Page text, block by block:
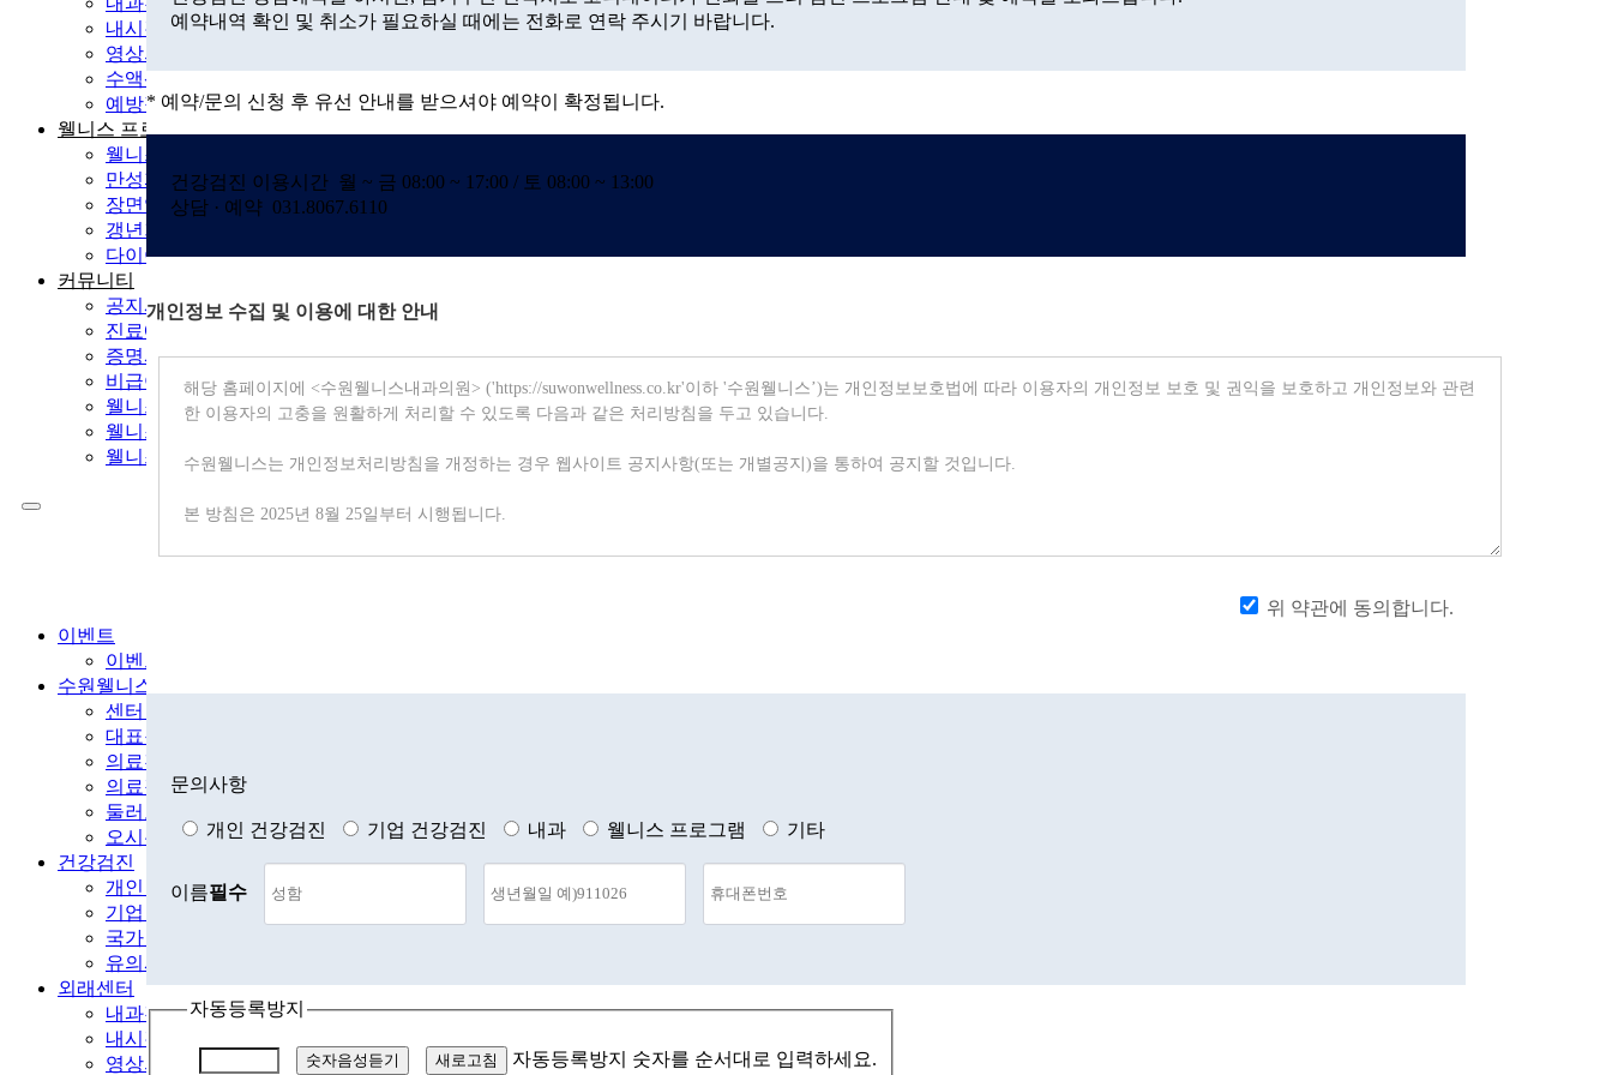
내시경센터
영상의학센터
수액센터
예방접종
웰니스 프로그램
웰니스 기능의학 검사
만성피로 클리닉
장면역 클리닉
갱년기 클리닉
다이어트 클리닉
커뮤니티
공지사항
진료예약/문의
증명서 발급 안내
비급여 항목 안내
웰니스 FAQ
웰니스 건강 스토리
웰니스 in star
이벤트
이벤트
수원웰니스
센터 소개
대표원장 인사말
의료진 소개
의료장비 소개
둘러보기
오시는 길
건강검진
개인 건강검진
기업 건강검진
국가 건강검진
유의사항
외래센터
내과진료센터
내시경센터
영상의학센터
예약내역 확인 및 취소가 필요하실 때에는 전화로 연락 주시기 바랍니다.
* 예약/문의 신청 후 유선 안내를 받으셔야 예약이 확정됩니다.
건강검진 이용시간 월 ~ 금 08:00 ~ 17:00 / 토 08:00 ~ 13:00
상담 · 예약 031.8067.6110
개인정보 수집 및 이용에 대한 안내
위 약관에 동의합니다.
문의사항
개인 건강검진 기업 건강검진 내과 웰니스 프로그램 기타
이름필수
자동등록방지
숫자음성듣기 새로고침 자동등록방지 숫자를 순서대로 입력하세요.